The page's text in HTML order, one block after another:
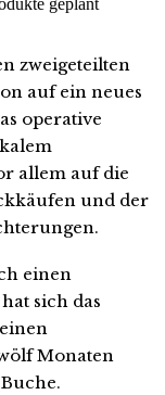
zweigeteilten
auf ein neues
operative
allem auf die
und der
einen
sich das
Monaten